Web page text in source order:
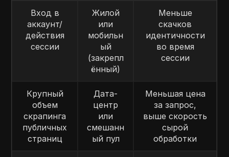
Вход в
аккаунт/
действия
сессии
Жилой
или
мобильн
ый
(закрепл
ённый)
Меньше
скачков
идентичности
во время
сессии
Крупный
объем
скрапинга
публичных
страниц
Дата-
центр
или
смешанн
ый пул
Меньшая цена
за запрос,
выше скорость
сырой
обработки